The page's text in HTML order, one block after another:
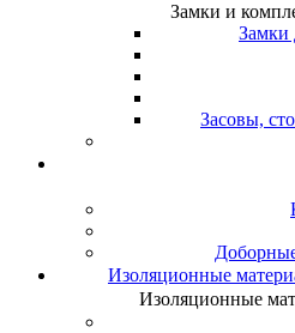
Замки и
Замки
Засовы,
Изоляционные
Изоляционные